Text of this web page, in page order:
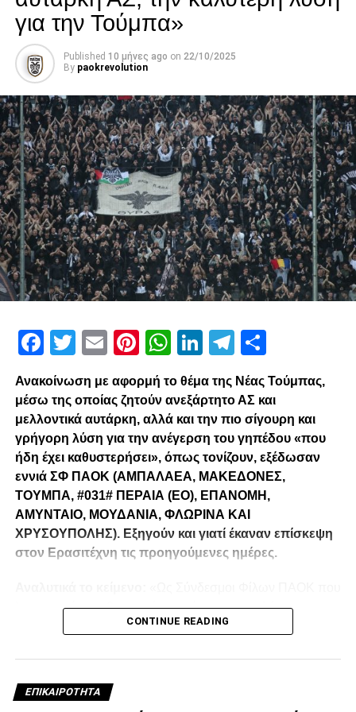
για την Τούμπα»
Published 10 μήνες ago on 22/10/2025
By paokrevolution
Facebook
Twitter
EmailPinterest
WhatsApp
LinkedIn
Telegram
Ανακοίνωση με αφορμή το θέμα της Νέας Τούμπας,
μέσω της οποίας ζητούν ανεξάρτητο ΑΣ και
μελλοντικά αυτάρκη, αλλά και την πιο σίγουρη και
γρήγορη λύση για την ανέγερση του γηπέδου «που
ήδη έχει καθυστερήσει», όπως τονίζουν, εξέδωσαν
εννιά ΣΦ ΠΑΟΚ (ΑΜΠΑΛΑΕΑ, ΜΑΚΕΔΟΝΕΣ,
ΤΟΥΜΠΑ, #031# ΠΕΡΑΙΑ (ΕΟ), ΕΠΑΝΟΜΗ,
ΑΜΥΝΤΑΙΟ, ΜΟΥΔΑΝΙΑ, ΦΛΩΡΙΝΑ ΚΑΙ
ΧΡΥΣΟΥΠΟΛΗΣ). Εξηγούν και γιατί έκαναν επίσκεψη
στον Ερασιτέχνη τις προηγούμενες ημέρες.
λειτουργούμε καθημερινά με γνώμωνα το καλό του
Δικεφάλου και μόνο, αισθανόμαστε την ανάγκη να
όψη των 100 ετών τα διοικητικά εσωπροβλήματα του
οργανισμού δεν φαίνεται να καταλαγιάζουν (κάθε άλλο
μάλλον) παρά τις επανειλημμένες προσπάθειες μας να
CONTINUE READING
ΕΠΙΚΑΙΡΌΤΗΤΑ